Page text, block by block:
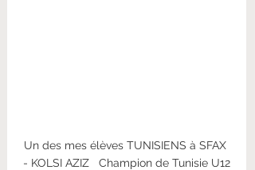
Un des mes élèves TUNISIENS à SFAX
- KOLSI AZIZ   Champion de Tunisie U12